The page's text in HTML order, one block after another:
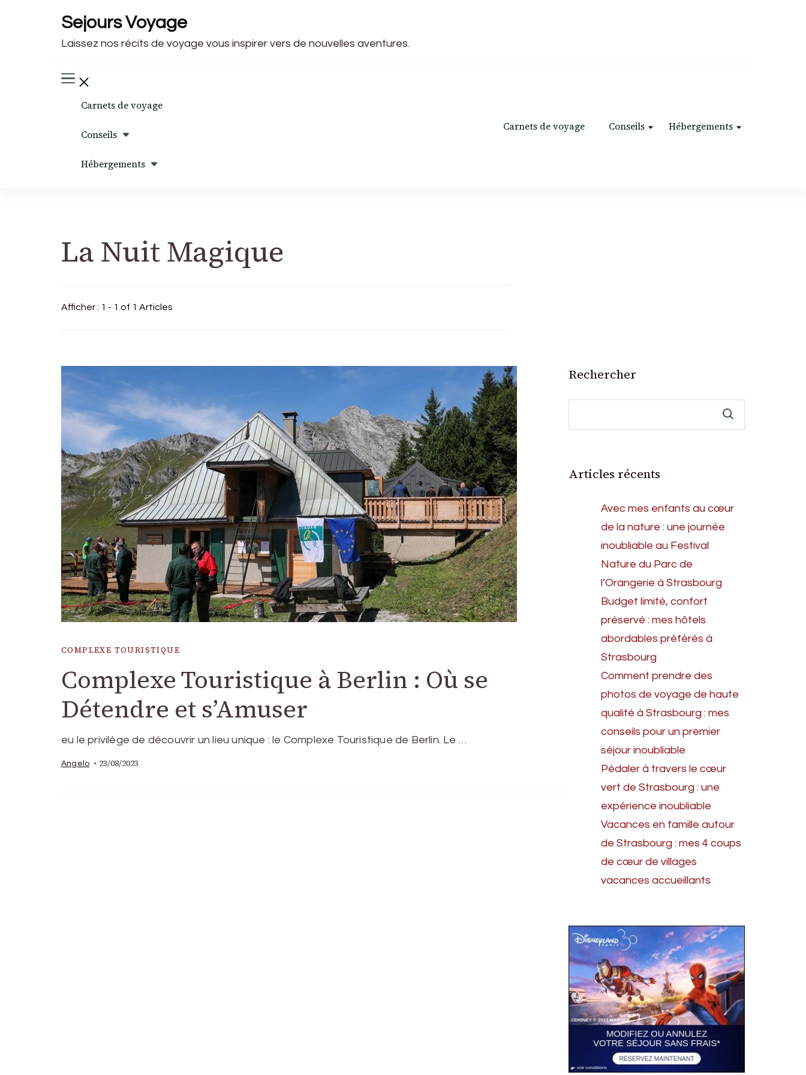
Sejours Voyage
Laissez nos récits de voyage vous inspirer vers de nouvelles aventures.
Carnets de voyage
Conseils
Hébergements
Carnets de voyage Conseils Hébergements
La Nuit Magique
Afficher : 1 - 1 of 1 Articles
COMPLEXE TOURISTIQUE
Complexe Touristique à Berlin : Où se
Détendre et s’Amuser
eu le privilège de découvrir un lieu unique : le Complexe Touristique de Berlin. Le …
Angelo 23/08/2023
Rechercher
Articles récents
Avec mes enfants au cœur
de la nature : une journée
inoubliable au Festival
Nature du Parc de
l’Orangerie à Strasbourg
Budget limité, confort
préservé : mes hôtels
abordables préférés à
Strasbourg
Comment prendre des
photos de voyage de haute
qualité à Strasbourg : mes
conseils pour un premier
séjour inoubliable
Pédaler à travers le cœur
vert de Strasbourg : une
expérience inoubliable
Vacances en famille autour
de Strasbourg : mes 4 coups
de cœur de villages
vacances accueillants